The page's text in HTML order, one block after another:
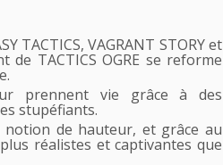
TACTICS, VAGRANT STORY et
de TACTICS OGRE se reforme
prennent vie grâce à des
stupéfiants.
de hauteur, et grâce au
réalistes et captivantes que